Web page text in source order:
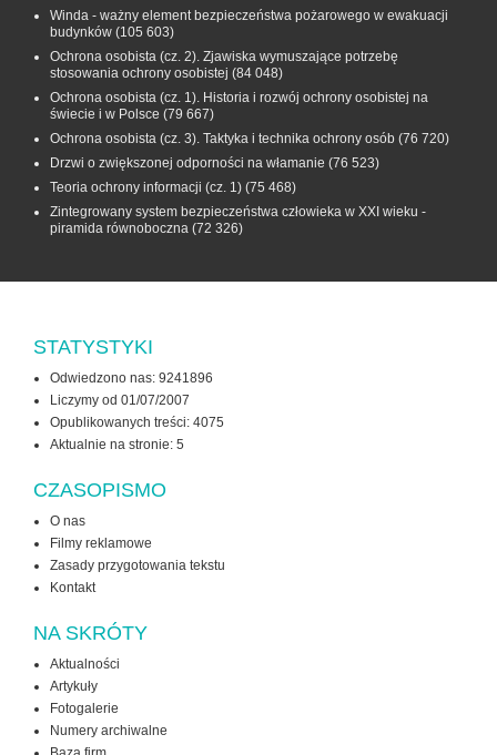
Winda - ważny element bezpieczeństwa pożarowego w ewakuacji
budynków (105 603)
Ochrona osobista (cz. 2). Zjawiska wymuszające potrzebę
stosowania ochrony osobistej (84 048)
Ochrona osobista (cz. 1). Historia i rozwój ochrony osobistej na
świecie i w Polsce (79 667)
Ochrona osobista (cz. 3). Taktyka i technika ochrony osób (76 720)
Drzwi o zwiększonej odporności na włamanie (76 523)
Teoria ochrony informacji (cz. 1) (75 468)
Zintegrowany system bezpieczeństwa człowieka w XXI wieku -
piramida równoboczna (72 326)
STATYSTYKI
Odwiedzono nas: 9241896
Liczymy od 01/07/2007
Opublikowanych treści: 4075
Aktualnie na stronie: 5
CZASOPISMO
O nas
Filmy reklamowe
Zasady przygotowania tekstu
Kontakt
NA SKRÓTY
Aktualności
Artykuły
Fotogalerie
Numery archiwalne